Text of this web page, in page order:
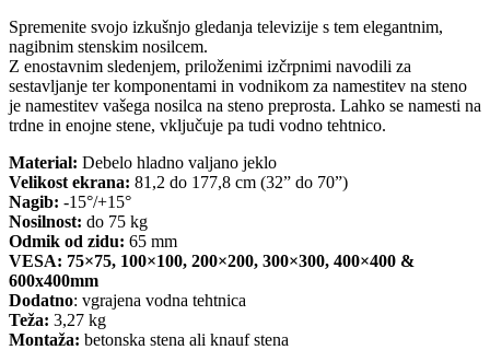
75kg,
Amazon
best
seller
količina
Spremenite svojo izkušnjo gledanja televizije s tem elegantnim,
nagibnim stenskim nosilcem.
Z enostavnim sledenjem, priloženimi izčrpnimi navodili za
sestavljanje ter komponentami in vodnikom za namestitev na steno
je namestitev vašega nosilca na steno preprosta. Lahko se namesti na
trdne in enojne stene, vključuje pa tudi vodno tehtnico.
Material: Debelo hladno valjano jeklo
Velikost ekrana: 81,2 do 177,8 cm (32” do 70”)
Nagib: -15°/+15°
Nosilnost: do 75 kg
Odmik od zidu: 65 mm
VESA: 75×75, 100×100, 200×200, 300×300, 400×400 &
600x400mm
Dodatno: vgrajena vodna tehtnica
Teža: 3,27 kg
Montaža: betonska stena ali knauf stena